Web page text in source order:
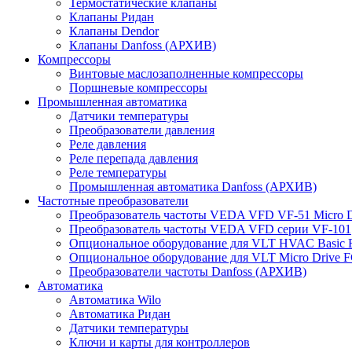
Термостатические клапаны
Клапаны Ридан
Клапаны Dendor
Клапаны Danfoss (АРХИВ)
Компрессоры
Винтовые маслозаполненные компрессоры
Поршневые компрессоры
Промышленная автоматика
Датчики температуры
Преобразователи давления
Реле давления
Реле перепада давления
Реле температуры
Промышленная автоматика Danfoss (АРХИВ)
Частотные преобразователи
Преобразователь частоты VEDA VFD VF-51 Micro
Преобразователь частоты VEDA VFD серии VF-101
Опциональное оборудование для VLT HVAC Basic
Опциональное оборудование для VLT Micro Drive
Преобразователи частоты Danfoss (АРХИВ)
Автоматика
Автоматика Wilo
Автоматика Ридан
Датчики температуры
Ключи и карты для контроллеров